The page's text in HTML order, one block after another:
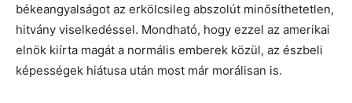
békeangyalságot az erkölcsileg abszolút minősíthetetlen,
hitvány viselkedéssel. Mondható, hogy ezzel az amerikai
elnök kiírta magát a normális emberek közül, az észbeli
képességek hiátusa után most már morálisan is.